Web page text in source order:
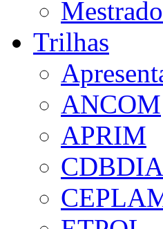
Trilhas
ANCOM
APRIM
CDBDIA